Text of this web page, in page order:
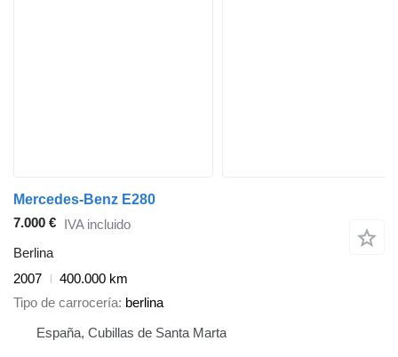
Mercedes-Benz E280
7.000 € IVA incluido
Berlina
2007
400.000 km
Tipo de carrocería berlina
España, Cubillas de Santa Marta